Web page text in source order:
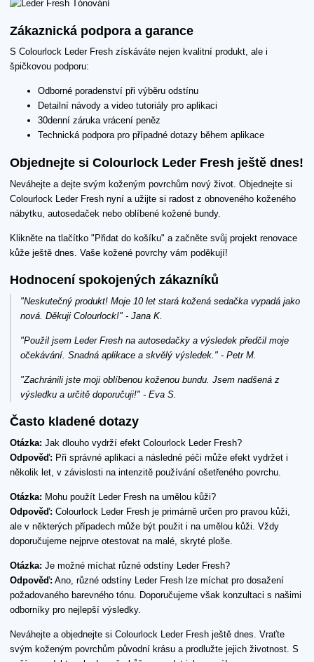
Zákaznická podpora a garance
S Colourlock Leder Fresh získáváte nejen kvalitní produkt, ale i
špičkovou podporu:
Odborné poradenství při výběru odstínu
Detailní návody a video tutoriály pro aplikaci
30denní záruka vrácení peněz
Technická podpora pro případné dotazy během aplikace
Objednejte si Colourlock Leder Fresh ještě dnes!
Neváhejte a dejte svým koženým povrchům nový život. Objednejte si
Colourlock Leder Fresh nyní a užijte si radost z obnoveného koženého
nábytku, autosedaček nebo oblíbené kožené bundy.
Klikněte na tlačítko "Přidat do košíku" a začněte svůj projekt renovace
kůže ještě dnes. Vaše kožené povrchy vám poděkují!
Hodnocení spokojených zákazníků
"Neskutečný produkt! Moje 10 let stará kožená sedačka vypadá jako
nová. Děkuji Colourlock!" - Jana K.
"Použil jsem Leder Fresh na autosedačky a výsledek předčil moje
očekávání. Snadná aplikace a skvělý výsledek." - Petr M.
"Zachránili jste moji oblíbenou koženou bundu. Jsem nadšená z
výsledku a určitě doporučuji!" - Eva S.
Často kladené dotazy
Otázka: Jak dlouho vydrží efekt Colourlock Leder Fresh?
Odpověď: Při správné aplikaci a následné péči může efekt vydržet i
několik let, v závislosti na intenzitě používání ošetřeného povrchu.
Otázka: Mohu použít Leder Fresh na umělou kůži?
Odpověď: Colourlock Leder Fresh je primárně určen pro pravou kůži,
ale v některých případech může být použit i na umělou kůži. Vždy
doporučujeme nejprve otestovat na malé, skryté ploše.
Otázka: Je možné míchat různé odstíny Leder Fresh?
Odpověď: Ano, různé odstíny Leder Fresh lze míchat pro dosažení
požadovaného barevného tónu. Doporučujeme však konzultaci s našimi
odborníky pro nejlepší výsledky.
Neváhejte a objednejte si Colourlock Leder Fresh ještě dnes. Vraťte
svým koženým povrchům původní krásu a prodlužte jejich životnost. S